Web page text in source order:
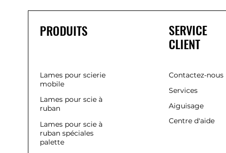
PRODUITS
Lames pour scierie
mobile
Lames pour scie à
ruban
Lames pour scie à
ruban spéciales
palette
SERVICE
CLIENT
Contactez-nous
Services
Aiguisage
Centre d'aide